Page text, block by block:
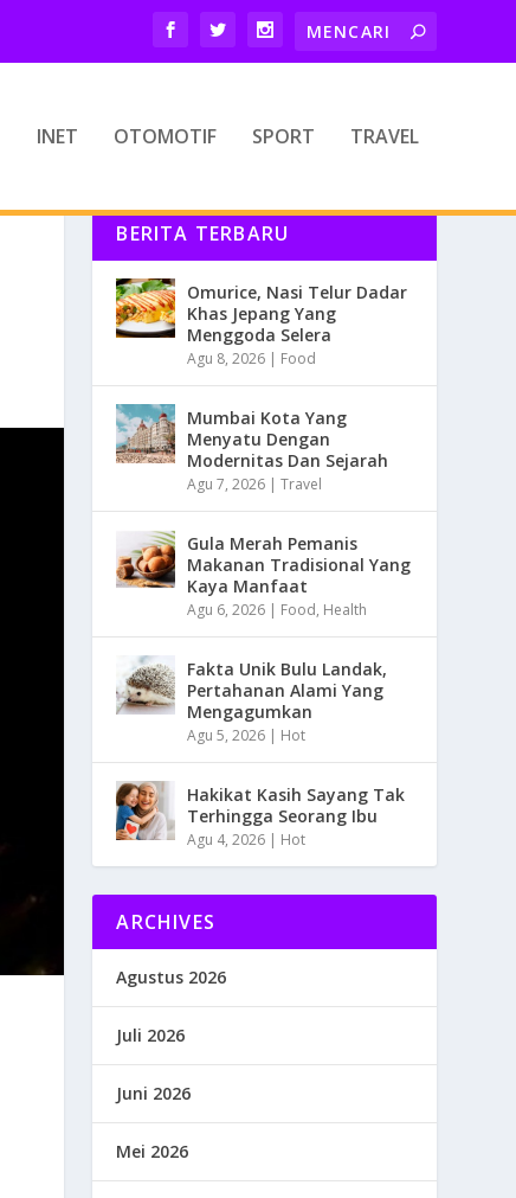
INET OTOMOTIF SPORT TRAVEL
BERITA TERBARU
Omurice, Nasi Telur Dadar
Khas Jepang Yang
Menggoda Selera
Agu 8, 2026 | Food
Mumbai Kota Yang
Menyatu Dengan
Modernitas Dan Sejarah
Agu 7, 2026 |Travel
Gula Merah Pemanis
Makanan Tradisional Yang
Kaya Manfaat
Agu 6, 2026 | Food, Health
Fakta Unik Bulu Landak,
Pertahanan Alami Yang
Mengagumkan
Agu 5, 2026 | Hot
Hakikat Kasih Sayang Tak
Terhingga Seorang Ibu
Agu 4, 2026 | Hot
ARCHIVES
Agustus 2026
Juli 2026
Juni 2026
Mei 2026